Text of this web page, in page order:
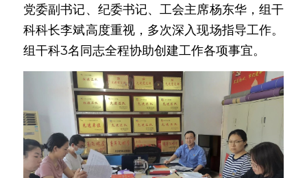
搜索
党委副书记、纪委书记、工会主席杨东华，组干
科科长李斌高度重视，多次深入现场指导工作。
组干科3名同志全程协助创建工作各项事宜。